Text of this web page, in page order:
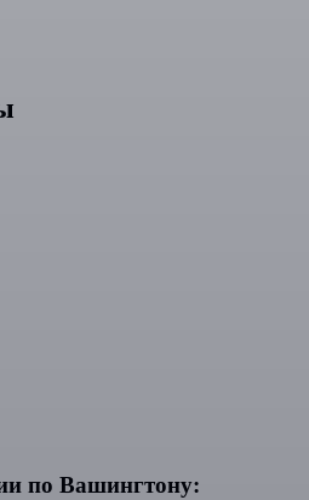
по Вашингтону: